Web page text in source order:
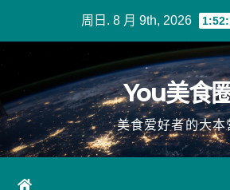
周日. 8 月 9th, 2026
You美食
美食爱好者的大本